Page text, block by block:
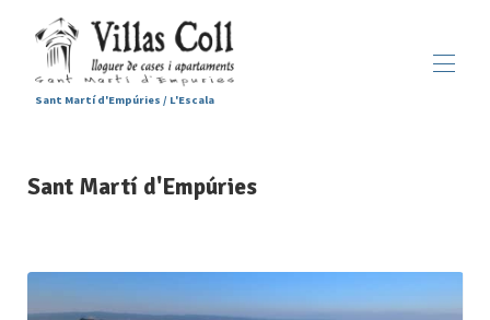
Sant Martí d'Empúries / L'Escala
Alojamientos
Sant Martí d'Empúries